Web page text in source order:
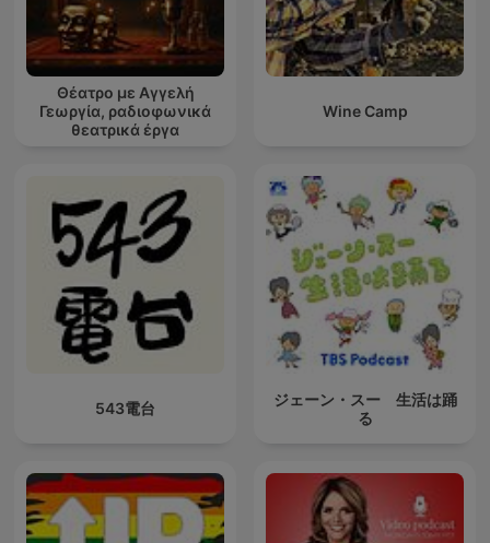
Θέατρο με Αγγελή
Γεωργία, ραδιοφωνικά
θεατρικά έργα
Wine Camp
543電台
ジェーン・スー 生活は踊
る